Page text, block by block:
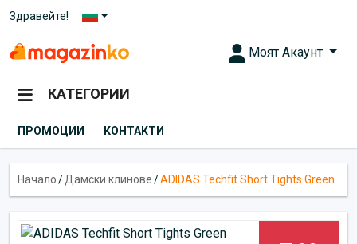
Здравейте!
Моят Акаунт
КАТЕГОРИИ
ПРОМОЦИИ КОНТАКТИ
Начало/Дамски клинове/ADIDAS Techfit Short Tights Green